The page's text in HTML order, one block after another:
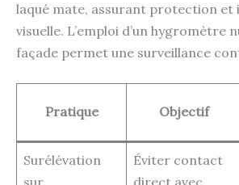
laqué mate, assurant protection
visuelle. L’emploi d’un hygromètre
façade permet une surveillance
Pratique Objectif
Surélévation
Éviter contact